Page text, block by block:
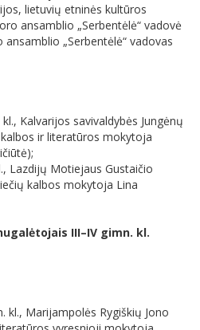
lietuvių etninės kultūros
ansamblio „Serbentėlė“ vadovė
„Serbentėlė“ vadovas
kl., Kalvarijos savivaldybės Jungėnų
ir literatūros mokytoja
Lazdijų Motiejaus Gustaičio
kalbos mokytoja Lina
III–IV gimn. kl.
kl., Marijampolės Rygiškių Jono